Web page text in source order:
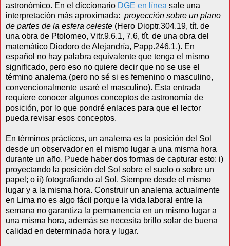
astronómico. En el diccionario DGE en línea sale una
interpretación más aproximada: proyección sobre un plano
de partes de la esfera celeste (Hero Dioptr.304.19, tít. de
una obra de Ptolomeo, Vitr.9.6.1, 7.6, tít. de una obra del
matemático Diodoro de Alejandría, Papp.246.1.). En
español no hay palabra equivalente que tenga el mismo
significado, pero eso no quiere decir que no se use el
término analema (pero no sé si es femenino o masculino,
convencionalmente usaré el masculino). Esta entrada
requiere conocer algunos conceptos de astronomía de
posición, por lo que pondré enlaces para que el lector
pueda revisar esos conceptos.
En términos prácticos, un analema es la posición del Sol
desde un observador en el mismo lugar a una misma hora
durante un año. Puede haber dos formas de capturar esto: i)
proyectando la posición del Sol sobre el suelo o sobre un
papel; o ii) fotografiando al Sol. Siempre desde el mismo
lugar y a la misma hora. Construir un analema actualmente
en Lima no es algo fácil porque la vida laboral entre la
semana no garantiza la permanencia en un mismo lugar a
una misma hora, además se necesita brillo solar de buena
calidad en determinada hora y lugar.